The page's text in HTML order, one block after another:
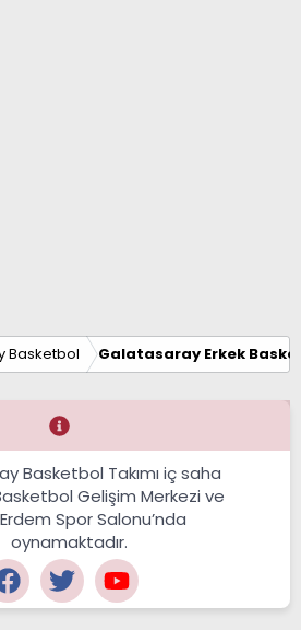
Basketbol Galatasaray Erkek
Basketbol Takımı iç saha
Gelişim Merkezi ve
Spor Salonu’nda
oynamaktadır.